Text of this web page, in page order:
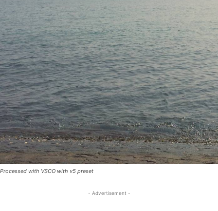
Processed with VSCO with v5 preset
- Advertisement -